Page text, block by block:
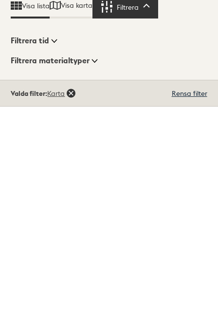
Visa lista Visa karta Filtrera
Visningsläge
Filtrera tid
Filtrera materialtyper
träffar
Valda filter:Karta Rensa filter